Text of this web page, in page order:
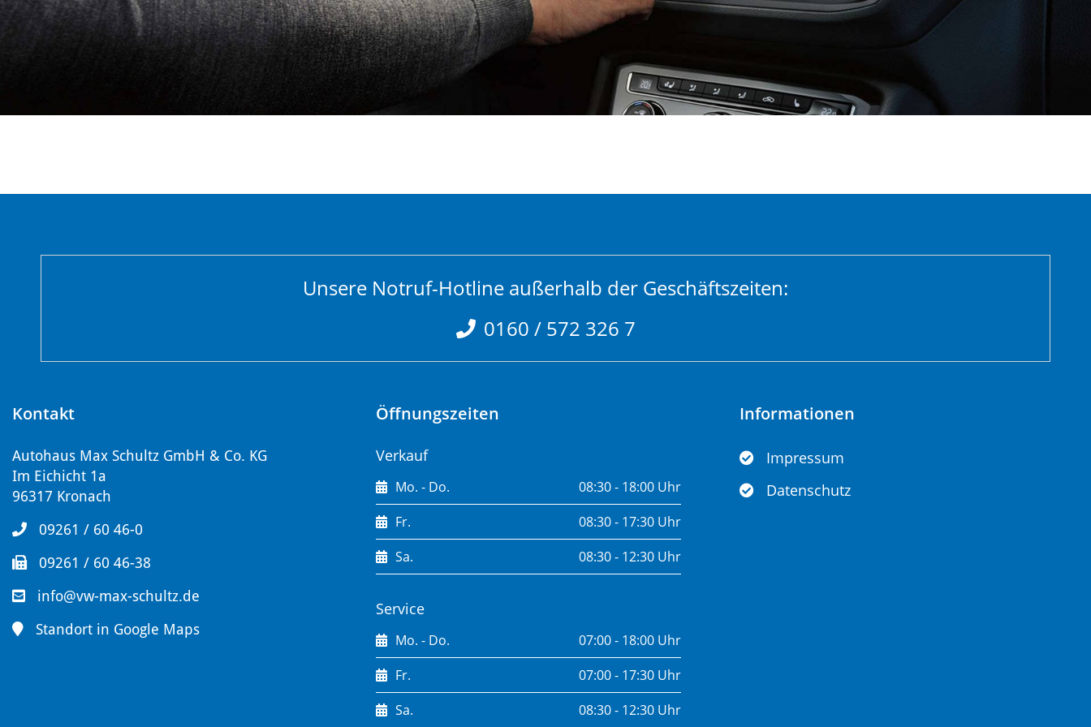
Unsere Notruf-Hotline außerhalb der Geschäftszeiten:
0160 / 572 326 7
Kontakt
Autohaus Max Schultz GmbH & Co. KG
Im Eichicht 1a
96317 Kronach
09261 / 60 46-0
09261 / 60 46-38
info@vw-max-schultz.de
Standort in Google Maps
Öffnungszeiten
Verkauf
Mo. - Do.
08:30 - 18:00 Uhr
Fr.
08:30 - 17:30 Uhr
Sa.
08:30 - 12:30 Uhr
Service
Mo. - Do.
07:00 - 18:00 Uhr
Fr.
07:00 - 17:30 Uhr
Sa.
08:30 - 12:30 Uhr
Informationen
Impressum
Datenschutz